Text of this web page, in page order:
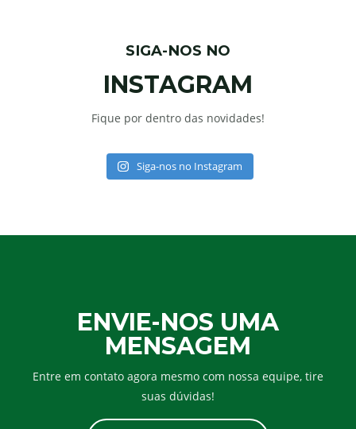
SIGA-NOS NO
INSTAGRAM
Fique por dentro das novidades!
Siga-nos no Instagram
ENVIE-NOS UMA
MENSAGEM
Entre em contato agora mesmo com nossa equipe, tire
suas dúvidas!